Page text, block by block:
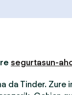
segurtasun-
da Tinder. Zure